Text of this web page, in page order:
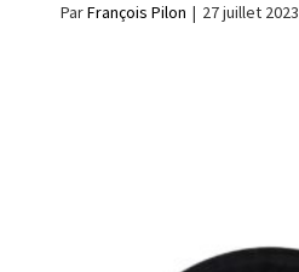
ParFrançois Pilon | 27 juillet 2023